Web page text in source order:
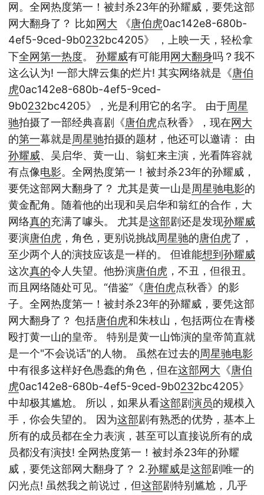
网。全网热度第一！被封杀23年的孙耀威，要凭这部
网大翻身了？ 比如网大 《唐伯虎0ac142e8-680b-
4ef5-9ced-9b0232bc4205》 ，上映一天，轻松拿
下全网第一热度。 孙耀威有可能用 网大翻身吗？我不
这么认为! 一部大牌云集的烂片! 其实网络就是《唐伯
虎0ac142e8-680b-4ef5-9ced-
9b0232bc4205》，光是利用它的名字。 由于周星
驰拍摄了一部经典喜剧《唐伯虎点秋香》，现在网大
的第一幕就是周星驰拍摄的题材，他还可以邀请： 由
孙耀威、吴启华、黄一山、翁虹来主演，光看阵容就
有点像电影。全网热度第一！被封杀23年的孙耀威，
要凭这部网大翻身了？ 尤其是黄一山是周星驰电影的
黄金配角。随着他的出现和吴启华和翁红的合作，大
网络真的充满了噱头。 尤其是这部剧还是发现孙耀威
要演唐伯虎 ，角色，更别说挑战周星驰的唐伯虎了，
至少两个人的演技应该是一样的。 但谁能想到 孙耀威
这次真的令人失望。他扮演唐伯虎 ，不丑，但很丑。
而且网络随处可见。“借鉴”《唐伯虎点秋香》的影
子。全网热度第一！被封杀23年的孙耀威，要凭这部
网大翻身了？ 包括唐伯虎和朱枝山，包括两位在青楼
殴打黄一山的皇帝。 特别是黄一山饰演的皇帝简直就
是一个"不会说话"的人物。 虽然在过去的周星驰电影
中有很多这样好色愚蠢的角色，但在这部网大 《唐伯
虎0ac142e8-680b-4ef5-9ced-9b0232bc4205》
中却极其尴尬。 所以，如果从看这部剧演员的规模入
手，你会失望的。 因为这部剧有熟悉的优势，基本上
所有的成员都在全力表演，甚至可以直接说所有的成
员都没有演技! 全网热度第一！被封杀23年的孙耀
威，要凭这部网大翻身了？ 2.孙耀威是这部剧唯一的
闪光点! 虽然我之前说过，但这部剧特别尴尬，几乎